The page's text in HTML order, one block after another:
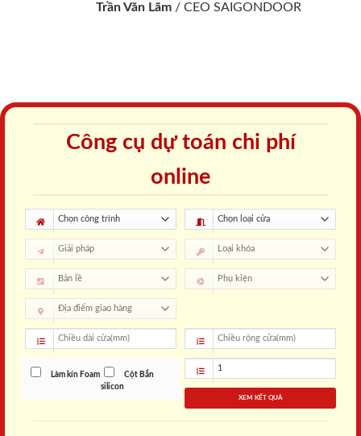
Trần Văn Lãm / CEO SAIGONDOOR
Công cụ dự toán chi phí
online
Làm kín Foam
Cột Bắn
silicon
XEM KẾT QUẢ